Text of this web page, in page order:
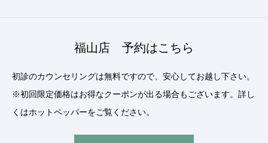
福山店 予約はこちら
初診のカウンセリングは無料ですので、安心してお越し下さい。
※初回限定価格はお得なクーポンが出る場合もございます。詳し
くはホットペッパーをご覧ください。